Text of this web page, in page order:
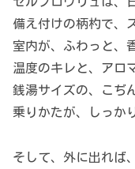
備え付けの柄杓で、
室内が、ふわっと、
温度のキレと、アロ
銭湯サイズの、こぢ
乗りかたが、しっか
そして、外に出れば